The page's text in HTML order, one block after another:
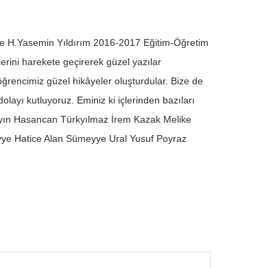
Yıldırım 2016-2017 Eğitim-Öğretim
harekete geçirerek güzel yazılar
güzel hikâyeler oluşturdular. Bize de
kutluyoruz. Eminiz ki içlerinden bazıları
Hasancan Türkyılmaz İrem Kazak Melike
Hatice Alan Sümeyye Ural Yusuf Poyraz